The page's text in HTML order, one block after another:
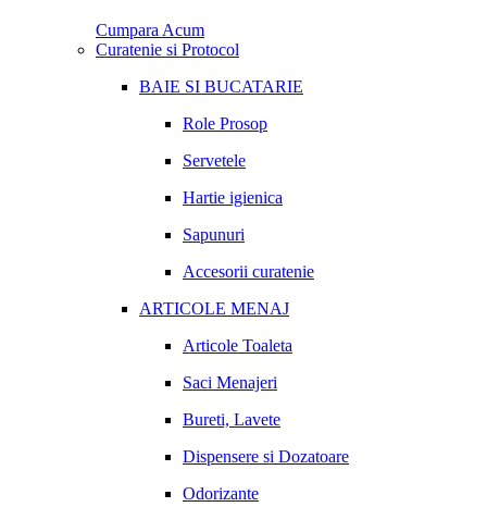
Cumpara Acum
Curatenie si Protocol
BAIE SI BUCATARIE
Role Prosop
Servetele
Hartie igienica
Sapunuri
Accesorii curatenie
ARTICOLE MENAJ
Articole Toaleta
Saci Menajeri
Bureti, Lavete
Dispensere si Dozatoare
Odorizante